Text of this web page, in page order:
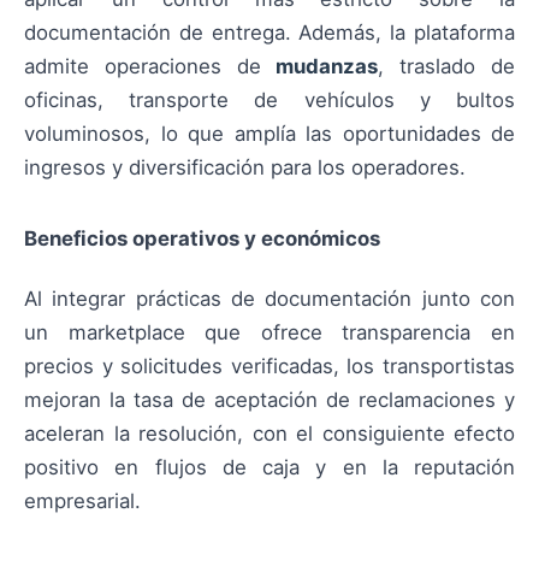
documentación de entrega. Además, la plataforma
admite operaciones de mudanzas, traslado de
oficinas, transporte de vehículos y bultos
voluminosos, lo que amplía las oportunidades de
ingresos y diversificación para los operadores.
Beneficios operativos y económicos
Al integrar prácticas de documentación junto con
un marketplace que ofrece transparencia en
precios y solicitudes verificadas, los transportistas
mejoran la tasa de aceptación de reclamaciones y
aceleran la resolución, con el consiguiente efecto
positivo en flujos de caja y en la reputación
empresarial.